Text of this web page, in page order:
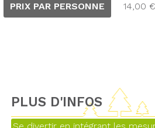
PRIX PAR PERSONNE 14,00 €
PLUS D'INFOS